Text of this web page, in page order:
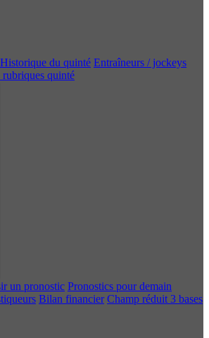
Historique du quinté Entraîneurs / jockeys
rubriques quinté
un pronostic Pronostics pour demain
Bilan financier Champ réduit 3 bases